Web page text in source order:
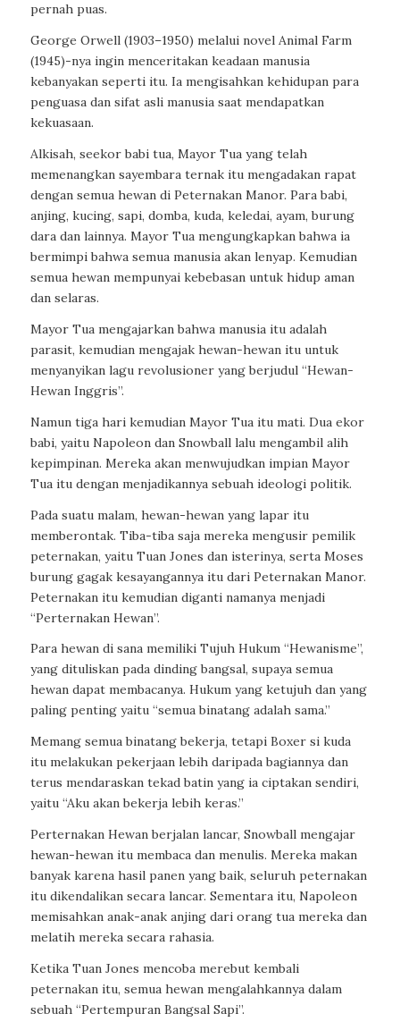
pernah puas.
George Orwell (1903–1950) melalui novel Animal Farm
(1945)-nya ingin menceritakan keadaan manusia
kebanyakan seperti itu. Ia mengisahkan kehidupan para
penguasa dan sifat asli manusia saat mendapatkan
kekuasaan.
Alkisah, seekor babi tua, Mayor Tua yang telah
memenangkan sayembara ternak itu mengadakan rapat
dengan semua hewan di Peternakan Manor. Para babi,
anjing, kucing, sapi, domba, kuda, keledai, ayam, burung
dara dan lainnya. Mayor Tua mengungkapkan bahwa ia
bermimpi bahwa semua manusia akan lenyap. Kemudian
semua hewan mempunyai kebebasan untuk hidup aman
dan selaras.
Mayor Tua mengajarkan bahwa manusia itu adalah
parasit, kemudian mengajak hewan-hewan itu untuk
menyanyikan lagu revolusioner yang berjudul “Hewan-
Hewan Inggris”.
Namun tiga hari kemudian Mayor Tua itu mati. Dua ekor
babi, yaitu Napoleon dan Snowball lalu mengambil alih
kepimpinan. Mereka akan menwujudkan impian Mayor
Tua itu dengan menjadikannya sebuah ideologi politik.
Pada suatu malam, hewan-hewan yang lapar itu
memberontak. Tiba-tiba saja mereka mengusir pemilik
peternakan, yaitu Tuan Jones dan isterinya, serta Moses
burung gagak kesayangannya itu dari Peternakan Manor.
Peternakan itu kemudian diganti namanya menjadi
“Perternakan Hewan”.
Para hewan di sana memiliki Tujuh Hukum “Hewanisme”,
yang dituliskan pada dinding bangsal, supaya semua
hewan dapat membacanya. Hukum yang ketujuh dan yang
paling penting yaitu “semua binatang adalah sama.”
Memang semua binatang bekerja, tetapi Boxer si kuda
itu melakukan pekerjaan lebih daripada bagiannya dan
terus mendaraskan tekad batin yang ia ciptakan sendiri,
yaitu “Aku akan bekerja lebih keras.”
Perternakan Hewan berjalan lancar, Snowball mengajar
hewan-hewan itu membaca dan menulis. Mereka makan
banyak karena hasil panen yang baik, seluruh peternakan
itu dikendalikan secara lancar. Sementara itu, Napoleon
memisahkan anak-anak anjing dari orang tua mereka dan
melatih mereka secara rahasia.
Ketika Tuan Jones mencoba merebut kembali
peternakan itu, semua hewan mengalahkannya dalam
sebuah “Pertempuran Bangsal Sapi”.